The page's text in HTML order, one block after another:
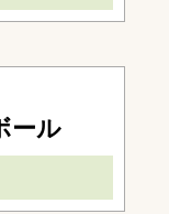
ール